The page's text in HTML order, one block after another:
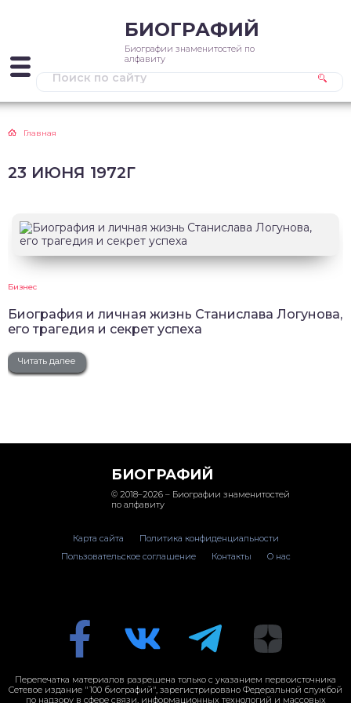
БИОГРАФИЙ
Биографии знаменитостей по
алфавиту
Главная
23 ИЮНЯ 1972Г
Бизнес
Биография и личная жизнь Станислава Логунова,
его трагедия и секрет успеха
Читать далее
БИОГРАФИЙ
© 2018–2026 – Биографии знаменитостей
по алфавиту
Карта сайта
Политика конфиденциальности
Пользовательское соглашение
Контакты О нас
Перепечатка материалов разрешена только с указанием первоисточника
Сетевое издание "100 биографий", зарегистрировано Федеральной службой
по надзору в сфере связи, информационных технологий и массовых